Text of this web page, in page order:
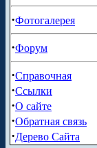
·Фотогалерея
·Форум
·Справочная
·Ссылки
·О сайте
·Обратная связь
·Дерево Сайта